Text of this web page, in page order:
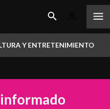
Y ENTRETENIMIENTO